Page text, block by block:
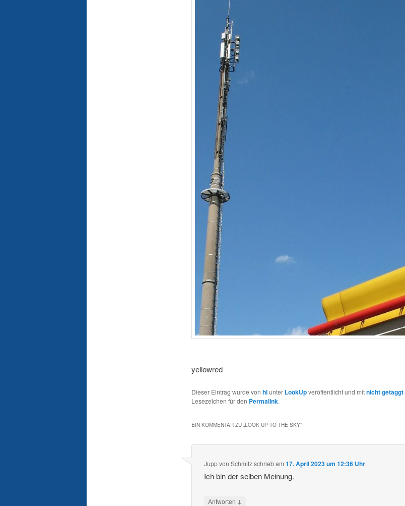
yellowred
Dieser Eintrag wurde von hlunter LookUpveröffentlicht und mitnicht getaggt
Lesezeichen für den Permalink.
EIN KOMMENTAR ZU „ LOOK UP TO THE SKY“
Jupp von Schmitzschriebam17. April 2023 um 12:36 Uhr:
Ich bin der selben Meinung.
Antworten ↓